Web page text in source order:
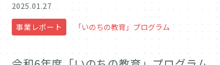
事業レポート 「いのちの教育」プログラム
2025.01.27